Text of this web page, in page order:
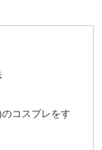
コスプレをす